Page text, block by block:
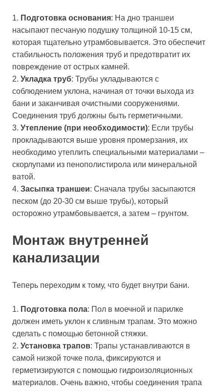
1. Подготовка основания: На дно траншеи
насыпают песчаную подушку толщиной 10-15 см,
которая тщательно утрамбовывается. Это обеспечит
стабильность положения труб и предотвратит их
повреждение от острых камней.
2. Укладка труб: Трубы укладываются с
соблюдением уклона, начиная от точки выхода из
бани и заканчивая очистными сооружениями.
Соединения труб должны быть герметичными.
3. Утепление (при необходимости): Если трубы
прокладываются выше уровня промерзания, их
необходимо утеплить специальными материалами –
скорлупами из пенополистирола или минеральной
ватой.
4. Засыпка траншеи: Сначала трубы засыпаются
песком (до 20-30 см выше трубы), который
осторожно утрамбовывается, а затем – грунтом.
Монтаж внутренней
канализации
Теперь переходим к тому, что будет внутри бани.
1. Подготовка пола: Пол в моечной и парилке
должен иметь уклон к сливным трапам. Это можно
сделать с помощью бетонной стяжки.
2. Установка трапов: Трапы устанавливаются в
самой низкой точке пола, фиксируются и
герметизируются с помощью гидроизоляционных
материалов. Очень важно, чтобы соединения трапа